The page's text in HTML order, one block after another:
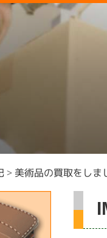
> 美術品の買取をしま